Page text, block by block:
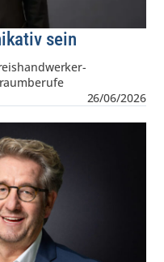
sein
26/06/2026